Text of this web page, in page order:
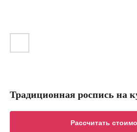
Традиционная роспись на
Рассчитать